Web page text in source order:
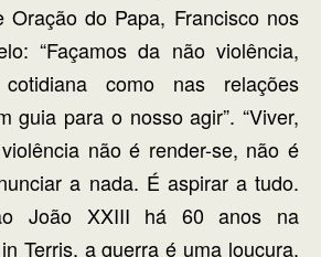
Oração do Papa, Francisco nos
“Façamos da não violência,
como nas relações
guia para o nosso agir”. “Viver,
não é render-se, não é
a nada. É aspirar a tudo.
João XXIII há 60 anos na
Terris, a guerra é uma loucura,